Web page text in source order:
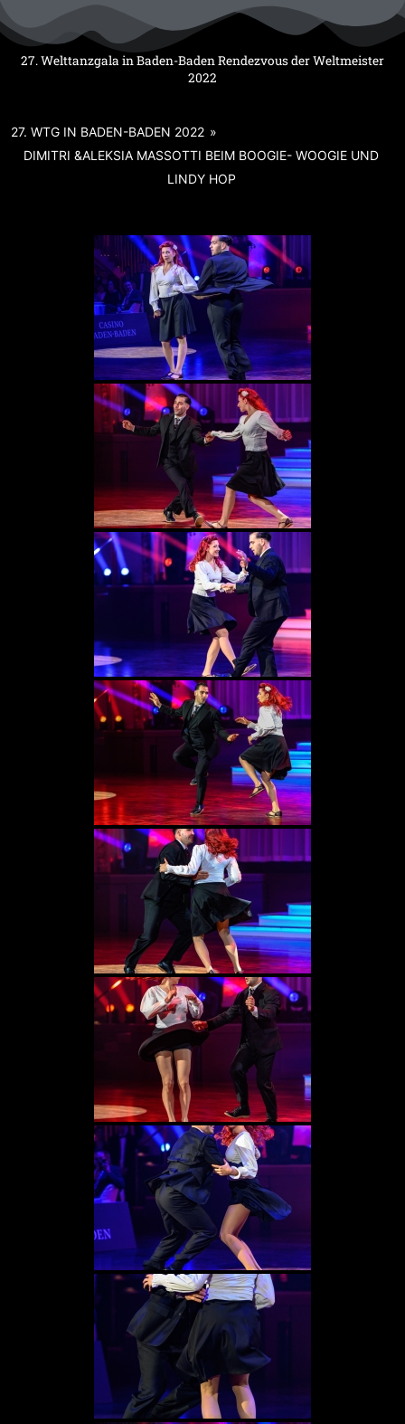
Inhalt
springen
27. Welttanzgala in Baden-Baden Rendezvous der Weltmeister
2022
27. WTG IN BADEN-BADEN 2022 »
DIMITRI &ALEKSIA MASSOTTI BEIM BOOGIE- WOOGIE UND
LINDY HOP